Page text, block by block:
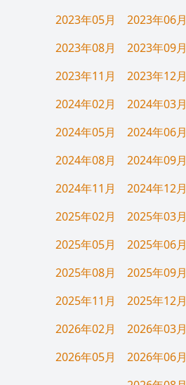
2023年05月
2023年06月
2023年08月
2023年09月
2023年11月
2023年12月
2024年02月
2024年03月
2024年05月
2024年06月
2024年08月
2024年09月
2024年11月
2024年12月
2025年02月
2025年03月
2025年05月
2025年06月
2025年08月
2025年09月
2025年11月
2025年12月
2026年02月
2026年03月
2026年05月
2026年06月